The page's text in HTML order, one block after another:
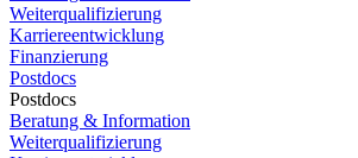
Weiterqualifizierung
Karriereentwicklung
Finanzierung
Postdocs
Postdocs
Beratung & Information
Weiterqualifizierung